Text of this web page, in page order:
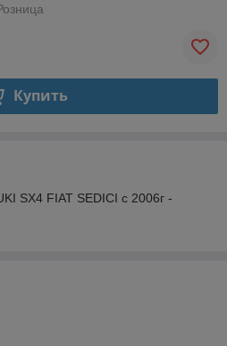
Купить
SX4 FIAT SEDICI с 2006г -